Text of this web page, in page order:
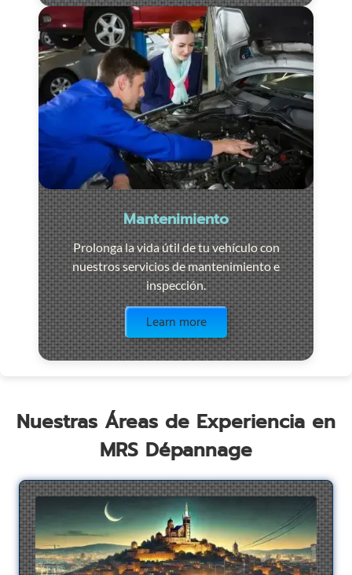
Mantenimiento
Prolonga la vida útil de tu vehículo con
nuestros servicios de mantenimiento e
inspección.
Learn more
Nuestras Áreas de Experiencia en
MRS Dépannage